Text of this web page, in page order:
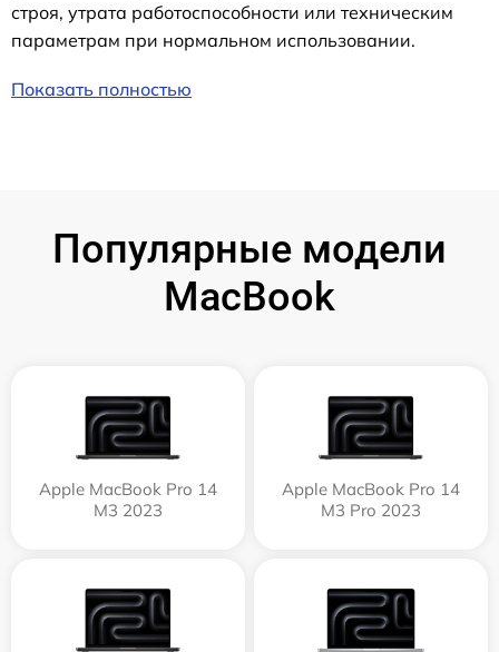
строя, утрата работоспособности или техническим
параметрам при нормальном использовании.
Показать полностью
Популярные модели
MacBook
Apple MacBook Pro 14
M3 2023
Apple MacBook Pro 14
M3 Pro 2023